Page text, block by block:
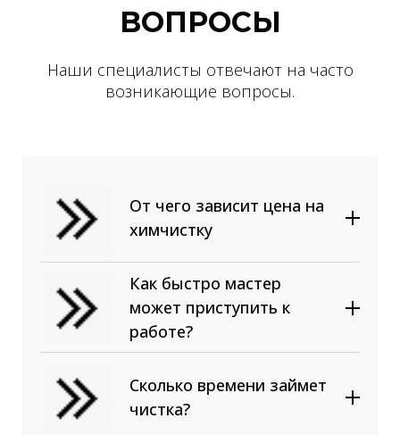
ВОПРОСЫ
Наши специалисты отвечают на часто
возникающие вопросы.
От чего зависит цена на
химчистку
100% синтетику или ткань с
ее добавлением (смешанную)
проще всего. В этом случае
цена соответствует
Сложнее вывести грязь и
пятна с натуральных тканей:
Как быстро мастер
может приступить к
работе?
Сколько времени займет
чистка?